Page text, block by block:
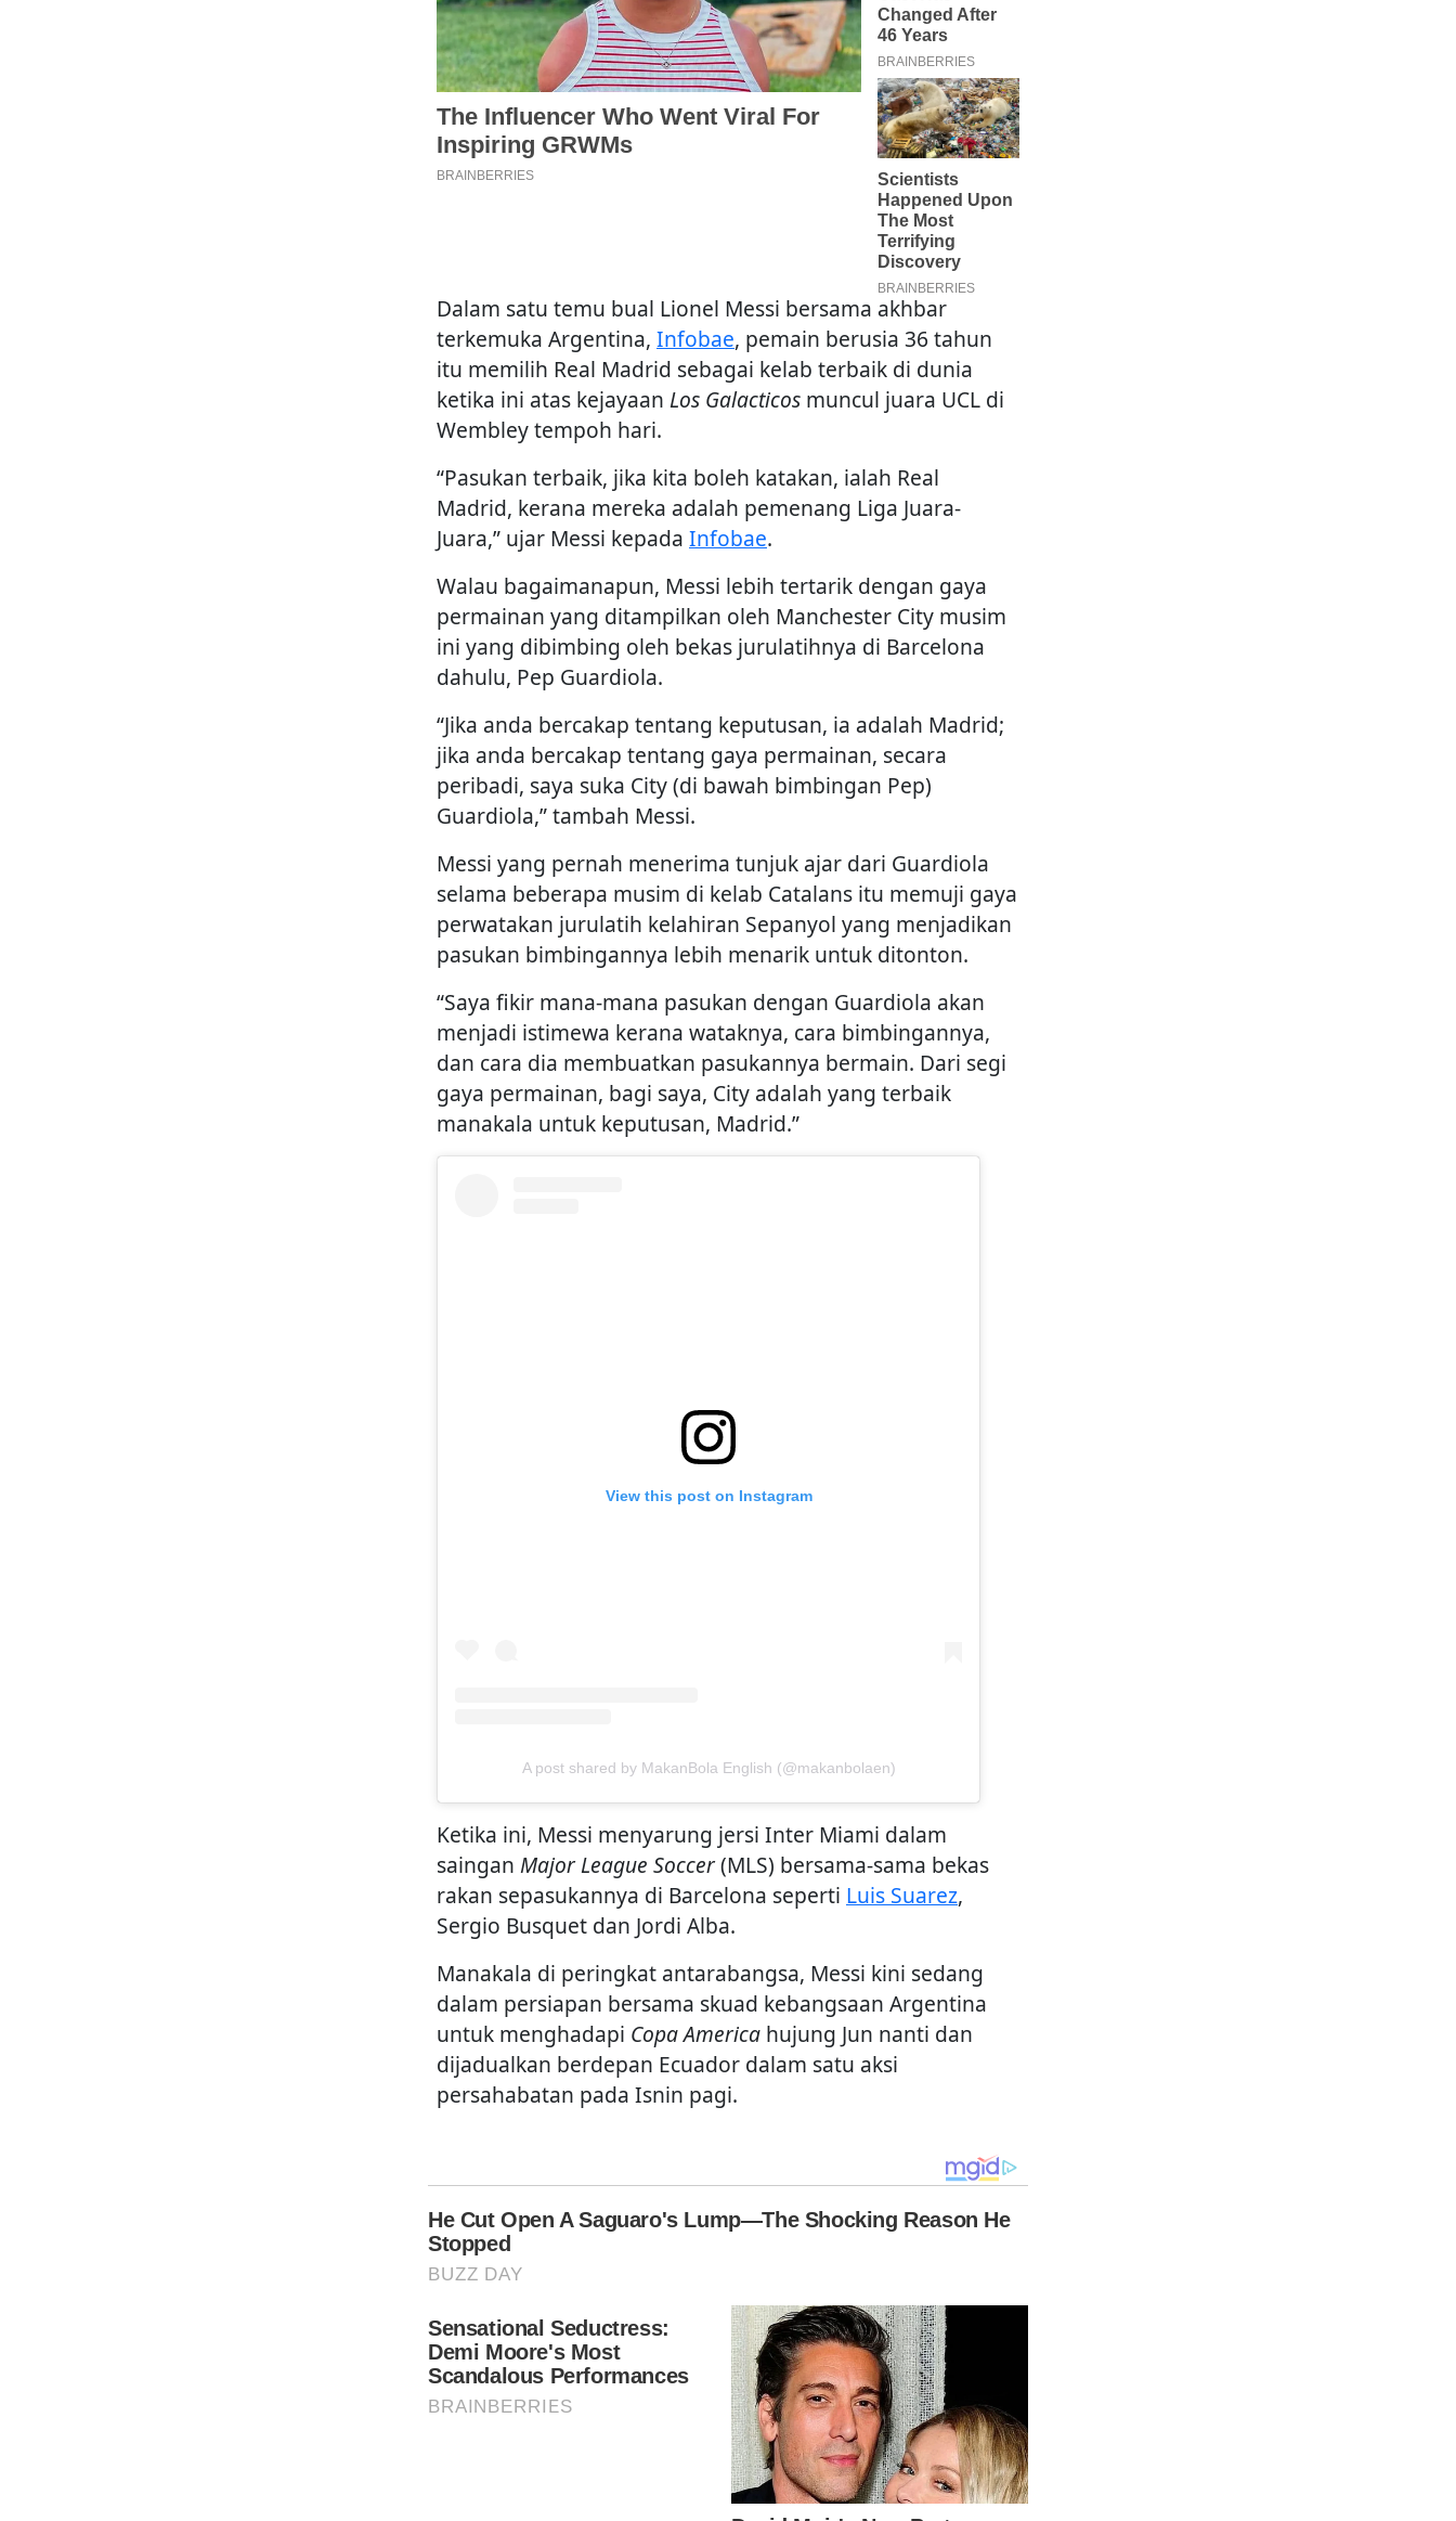
Dalam satu temu bual Lionel Messi bersama akhbar
terkemuka Argentina, Infobae, pemain berusia 36 tahun
itu memilih Real Madrid sebagai kelab terbaik di dunia
ketika ini atas kejayaan Los Galacticos muncul juara UCL di
Wembley tempoh hari.
“Pasukan terbaik, jika kita boleh katakan, ialah Real
Madrid, kerana mereka adalah pemenang Liga Juara-
Juara,” ujar Messi kepada Infobae.
Walau bagaimanapun, Messi lebih tertarik dengan gaya
permainan yang ditampilkan oleh Manchester City musim
ini yang dibimbing oleh bekas jurulatihnya di Barcelona
dahulu, Pep Guardiola.
“Jika anda bercakap tentang keputusan, ia adalah Madrid;
jika anda bercakap tentang gaya permainan, secara
peribadi, saya suka City (di bawah bimbingan Pep)
Guardiola,” tambah Messi.
Messi yang pernah menerima tunjuk ajar dari Guardiola
selama beberapa musim di kelab Catalans itu memuji gaya
perwatakan jurulatih kelahiran Sepanyol yang menjadikan
pasukan bimbingannya lebih menarik untuk ditonton.
“Saya fikir mana-mana pasukan dengan Guardiola akan
menjadi istimewa kerana wataknya, cara bimbingannya,
dan cara dia membuatkan pasukannya bermain. Dari segi
gaya permainan, bagi saya, City adalah yang terbaik
manakala untuk keputusan, Madrid.”
View this post on Instagram
A post shared by MakanBola English (@makanbolaen)
Ketika ini, Messi menyarung jersi Inter Miami dalam
saingan Major League Soccer(MLS) bersama-sama bekas
rakan sepasukannya di Barcelona seperti Luis Suarez,
Sergio Busquet dan Jordi Alba.
Manakala di peringkat antarabangsa, Messi kini sedang
dalam persiapan bersama skuad kebangsaan Argentina
untuk menghadapi Copa America hujung Jun nanti dan
dijadualkan berdepan Ecuador dalam satu aksi
persahabatan pada Isnin pagi.